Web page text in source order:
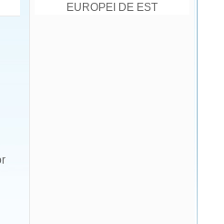
EUROPEI DE EST